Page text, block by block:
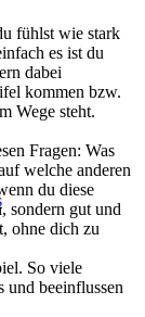
fühlst wie stark
es ist du
dabei
kommen bzw.
Wege steht.
Fragen: Was
welche anderen
du diese
sondern gut und
ohne dich zu
So viele
beeinflussen